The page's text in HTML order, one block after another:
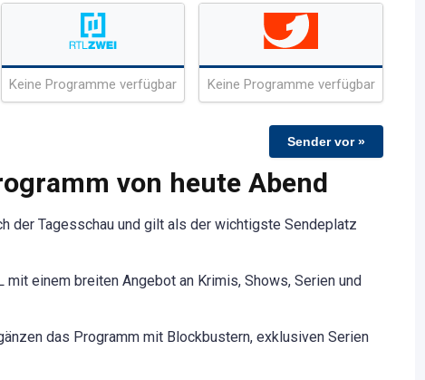
Keine Programme verfügbar Keine Programme verfügbar
Sender vor »
von heute Abend
der Tagesschau und gilt als der wichtigste Sendeplatz
mit einem breiten Angebot an Krimis, Shows, Serien und
das Programm mit Blockbustern, exklusiven Serien